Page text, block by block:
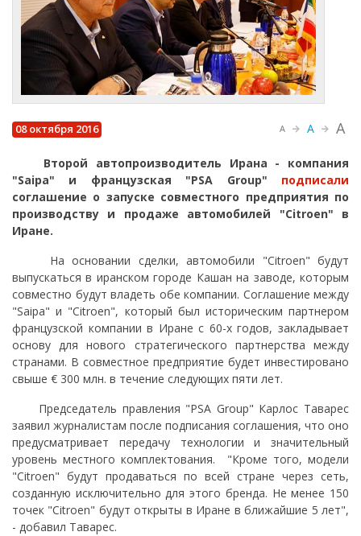
08 октября 2016 A A A
Второй автопроизводитель Ирана - компания
"Saipa" и французская "PSA Group" подписали
соглашение о запуске совместного предприятия по
производству и продаже автомобилей "Citroen" в
Иране.
На основании сделки, автомобили "Citroen" будут
выпускаться в иранском городе Кашан на заводе, которым
совместно будут владеть обе компании. Соглашение между
"Saipa" и "Citroen", который был историческим партнером
французской компании в Иране с 60-х годов, закладывает
основу для нового стратегического партнерства между
странами. В совместное предприятие будет инвестировано
свыше € 300 млн. в течение следующих пяти лет.
Председатель правления "PSA Group" Карлос Таварес
заявил журналистам после подписания соглашения, что оно
предусматривает передачу технологии и значительный
уровень местного комплектования. "Кроме того, модели
"Citroen" будут продаваться по всей стране через сеть,
созданную исключительно для этого бренда. Не менее 150
точек "Citroen" будут открыты в Иране в ближайшие 5 лет",
- добавил Таварес.